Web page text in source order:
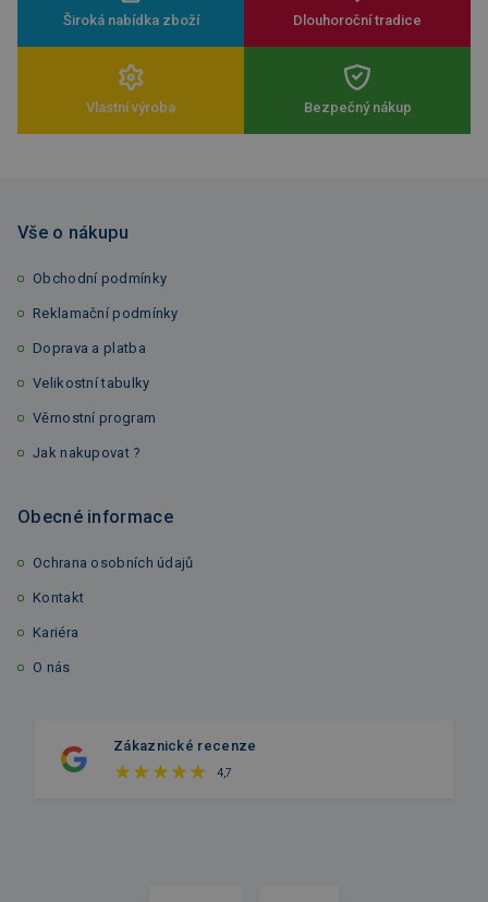
Široká nabídka zboží Dlouhoroční tradice
Vlastní výroba Bezpečný nákup
Vše o nákupu
Obchodní podmínky
Reklamační podmínky
Doprava a platba
Velikostní tabulky
Věrnostní program
Jak nakupovat ?
Obecné informace
Ochrana osobních údajů
Kontakt
Kariéra
O nás
Zákaznické recenze
4,7